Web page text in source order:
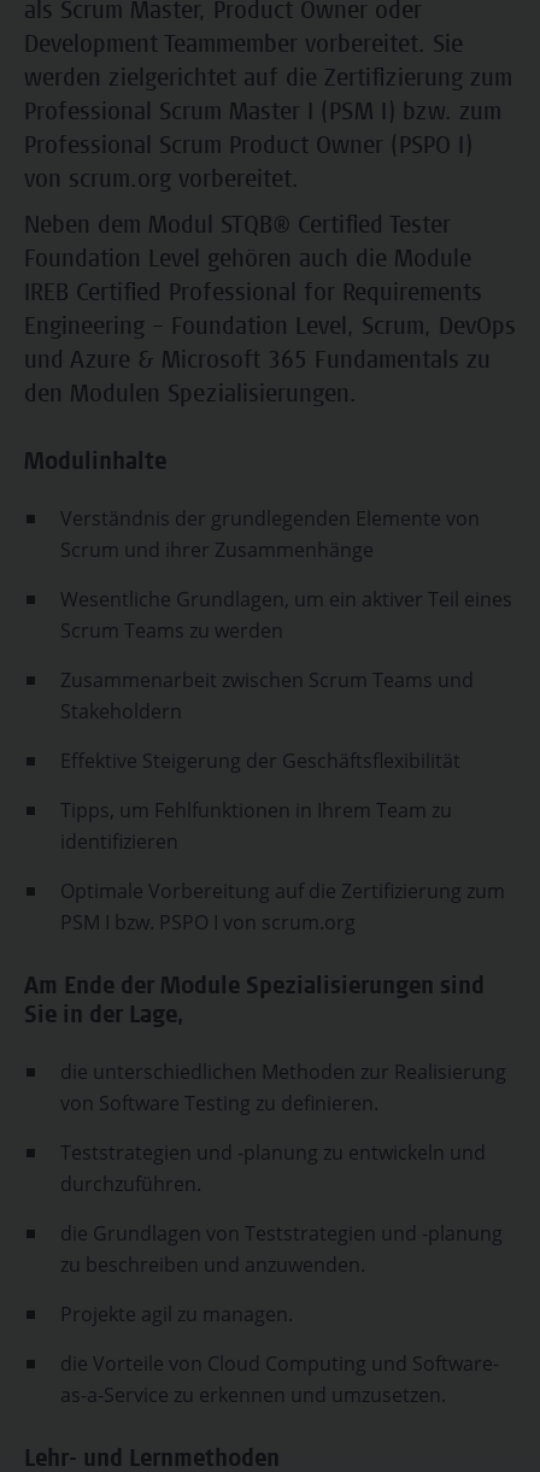
als Scrum Master, Product Owner oder
Development Teammember vorbereitet. Sie
werden zielgerichtet auf die Zertifizierung zum
Professional Scrum Master I (PSM I) bzw. zum
Professional Scrum Product Owner (PSPO I)
von scrum.org vorbereitet.
Neben dem Modul STQB® Certified Tester
Foundation Level gehören auch die Module
IREB Certified Professional for Requirements
Engineering – Foundation Level, Scrum, DevOps
und Azure & Microsoft 365 Fundamentals zu
den Modulen Spezialisierungen.
Modulinhalte
Verständnis der grundlegenden Elemente von
Scrum und ihrer Zusammenhänge
Wesentliche Grundlagen, um ein aktiver Teil eines
Scrum Teams zu werden
Zusammenarbeit zwischen Scrum Teams und
Stakeholdern
Effektive Steigerung der Geschäftsflexibilität
Tipps, um Fehlfunktionen in Ihrem Team zu
identifizieren
Optimale Vorbereitung auf die Zertifizierung zum
PSM I bzw. PSPO I von scrum.org
Am Ende der Module Spezialisierungen sind
Sie in der Lage,
die unterschiedlichen Methoden zur Realisierung
von Software Testing zu definieren.
Teststrategien und -planung zu entwickeln und
durchzuführen.
die Grundlagen von Teststrategien und -planung
zu beschreiben und anzuwenden.
Projekte agil zu managen.
die Vorteile von Cloud Computing und Software-
as-a-Service zu erkennen und umzusetzen.
Lehr- und Lernmethoden